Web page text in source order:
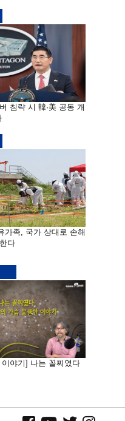
침략 시 韓·美 공동 개
가족, 국가 상대로 손해
다
야기] 나는 꼴찌였다